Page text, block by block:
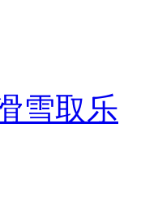
雪取乐